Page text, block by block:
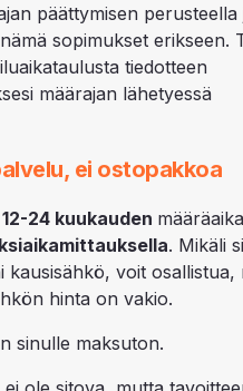
päättymisen perusteella
sopimukset erikseen.
tiedotteen
määrajan lähetyessä
ei ostopakkoa
12-24 kuukauden
. Mikäli
kausisähkö, voit osallistua,
hinta on vakio.
sinulle maksuton.